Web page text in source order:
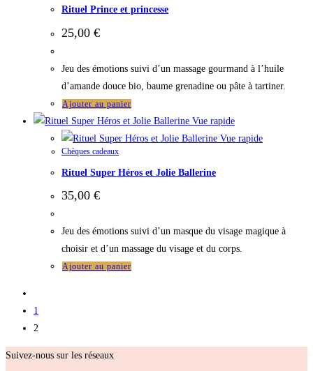
Rituel Prince et princesse
25,00 €
Jeu des émotions suivi d’un massage gourmand à l’huile
d’amande douce bio, baume grenadine ou pâte à tartiner.
Ajouter au panier
Vue rapide
Vue rapide
Chèques cadeaux
Rituel Super Héros et Jolie Ballerine
35,00 €
Jeu des émotions suivi d’un masque du visage magique à
choisir et d’un massage du visage et du corps.
Ajouter au panier
1
2
Suivez-nous sur les réseaux